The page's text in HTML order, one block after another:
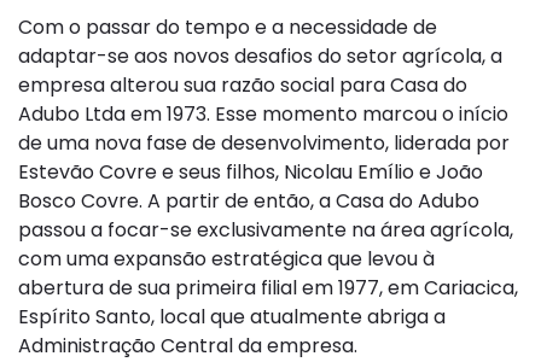
Com o passar do tempo e a necessidade de
adaptar-se aos novos desafios do setor agrícola, a
empresa alterou sua razão social para Casa do
Adubo Ltda em 1973. Esse momento marcou o início
de uma nova fase de desenvolvimento, liderada por
Estevão Covre e seus filhos, Nicolau Emílio e João
Bosco Covre. A partir de então, a Casa do Adubo
passou a focar-se exclusivamente na área agrícola,
com uma expansão estratégica que levou à
abertura de sua primeira filial em 1977, em Cariacica,
Espírito Santo, local que atualmente abriga a
Administração Central da empresa.